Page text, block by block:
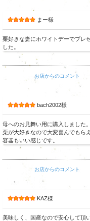
まー様
栗好きな妻にホワイトデーでプレ
した。
お店からのコメント
bach2002様
母へのお見舞い用に購入しました。
栗が大好きなので大変喜んでもら
容器もいい感じです。
お店からのコメント
KAZ様
美味しく、国産なので安心して頂